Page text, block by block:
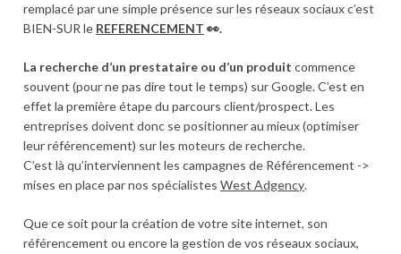
remplacé par une simple présence sur les réseaux sociaux c’est
BIEN-SUR le REFERENCEMENT 👀.
La recherche d’un prestataire ou d’un produit commence
souvent (pour ne pas dire tout le temps) sur Google. C’est en
effet la première étape du parcours client/prospect. Les
entreprises doivent donc se positionner au mieux (optimiser
leur référencement) sur les moteurs de recherche.
C’est là qu’interviennent les campagnes de Référencement ->
mises en place par nos spécialistesWest Adgency.
Que ce soit pour la création de votre site internet, son
référencement ou encore la gestion de vos réseaux sociaux,